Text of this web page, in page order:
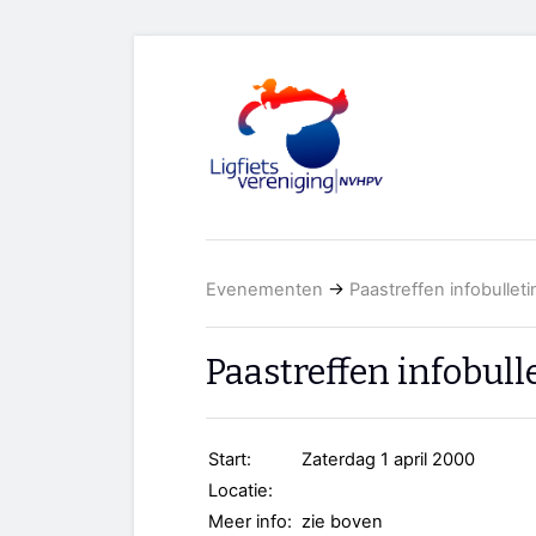
Evenementen → Paastreffen
Paastreffen
Start:
Zaterdag 1 april 2000
Locatie:
Meer info: zie boven